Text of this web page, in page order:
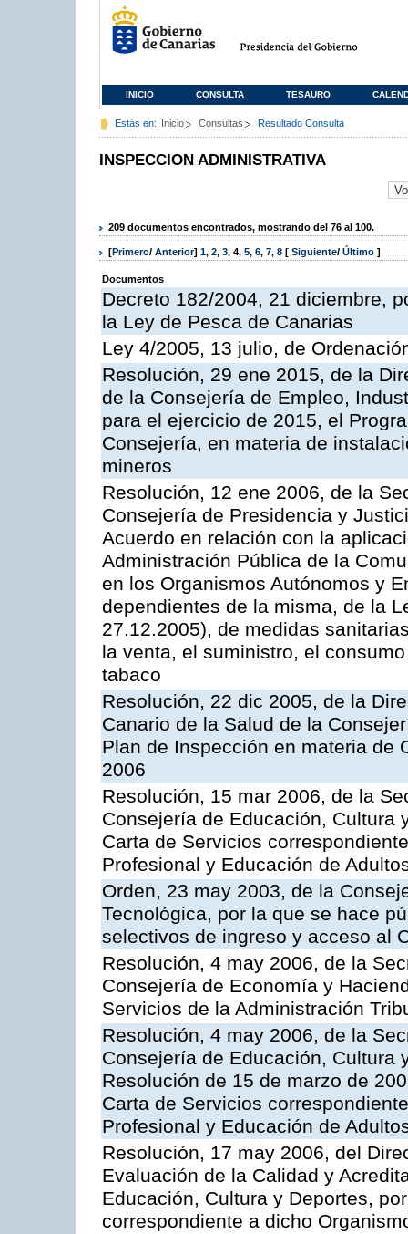
INICIO CONSULTA TESAURO
Estás en: Inicio Consultas Resultado Consulta
INSPECCION ADMINISTRATIVA
209 documentos encontrados, mostrando del 76 al 100.
[Primero/ Anterior] 1, 2, 3, 4, 5, 6, 7, 8 [ Siguiente/ Último ]
Documentos
Decreto 182/2004, 21 diciembre,
la Ley de Pesca de Canarias
Ley 4/2005, 13 julio, de
Resolución, 29 ene 2015, de la
de la Consejería de Empleo,
para el ejercicio de 2015, el
Consejería, en materia de
mineros
Resolución, 12 ene 2006, de la
Consejería de Presidencia y
Acuerdo en relación con la
Administración Pública de la
en los Organismos Autónomos y
dependientes de la misma, de la
27.12.2005), de medidas
la venta, el suministro, el
tabaco
Resolución, 22 dic 2005, de la
Canario de la Salud de la
Plan de Inspección en materia de
2006
Resolución, 15 mar 2006, de la
Consejería de Educación, Cultura
Carta de Servicios
Profesional y Educación de
Orden, 23 may 2003, de la
Tecnológica, por la que se hace
selectivos de ingreso y acceso al
Resolución, 4 may 2006, de la
Consejería de Economía y
Servicios de la Administración
Resolución, 4 may 2006, de la
Consejería de Educación, Cultura
Resolución de 15 de marzo de
Carta de Servicios
Profesional y Educación de
Resolución, 17 may 2006, del
Evaluación de la Calidad y
Educación, Cultura y Deportes,
correspondiente a dicho